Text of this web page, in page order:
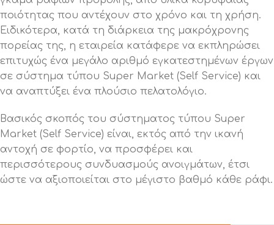
ποιότητας που αντέχουν στο χρόνο και τη χρήση.
Ειδικότερα, κατά τη διάρκεια της μακρόχρονης
πορείας της, η εταιρεία κατάφερε να εκπληρώσει
επιτυχώς ένα μεγάλο αριθμό εγκατεστημένων έργων
σε σύστημα τύπου Super Market (Self Service) και
να αναπτύξει ένα πλούσιο πελατολόγιο.
Βασικός σκοπός του σύστηματος τύπου Super
Market (Self Service) είναι, εκτός από την ικανή
αντοχή σε φορτίο, να προσφέρει και
περισσότερους συνδυασμούς ανοιγμάτων, έτσι
ώστε να αξιοποιείται στο μέγιστο βαθμό κάθε ράφι.